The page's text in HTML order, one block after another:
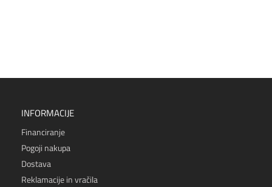
INFORMACIJE
Financiranje
Pogoji nakupa
Dostava
Reklamacije in vračila